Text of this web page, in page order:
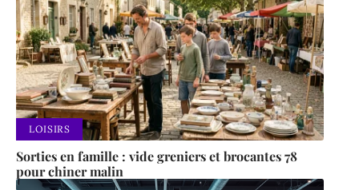
LOISIRS
Sorties en famille : vide greniers et brocantes 78
pour chiner malin